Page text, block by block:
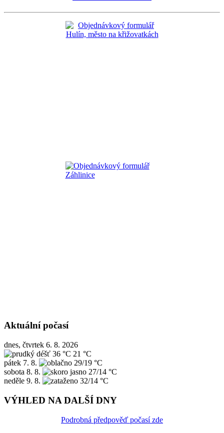
Aktuální počasí
dnes, čtvrtek 6. 8. 2026
36 °C 21 °C
pátek 7. 8.
29/19 °C
sobota 8. 8.
27/14 °C
neděle 9. 8. 32/14 °C
VÝHLED NA DALŠÍ DNY
Podrobná předpověď počasí zde